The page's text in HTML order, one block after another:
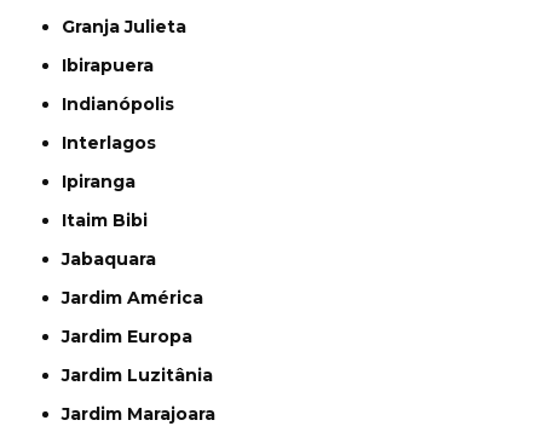
Granja Julieta
Ibirapuera
Indianópolis
Interlagos
Ipiranga
Itaim Bibi
Jabaquara
Jardim América
Jardim Europa
Jardim Luzitânia
Jardim Marajoara